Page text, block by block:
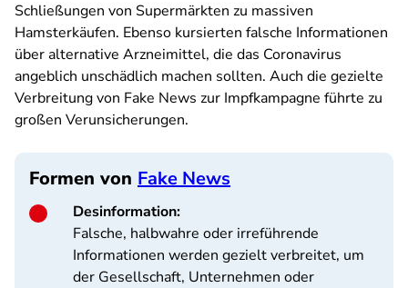
Schließungen von Supermärkten zu massiven
Hamsterkäufen. Ebenso kursierten falsche Informationen
über alternative Arzneimittel, die das Coronavirus
angeblich unschädlich machen sollten. Auch die gezielte
Verbreitung von Fake News zur Impfkampagne führte zu
großen Verunsicherungen.
Formen von Fake News
Desinformation:
Falsche, halbwahre oder irreführende
Informationen werden gezielt verbreitet, um
der Gesellschaft, Unternehmen oder